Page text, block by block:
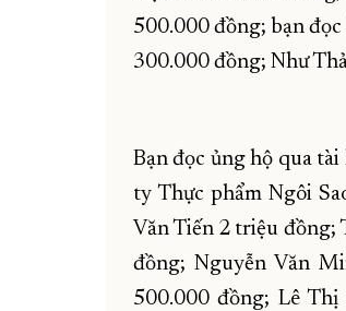
500.000 đồng; bạn
300.000 đồng; Như
Bạn đọc ủng hộ qua
ty Thực phẩm Ngôi
Văn Tiến 2 triệu đồng;
đồng; Nguyễn Văn
500.000 đồng; Lê